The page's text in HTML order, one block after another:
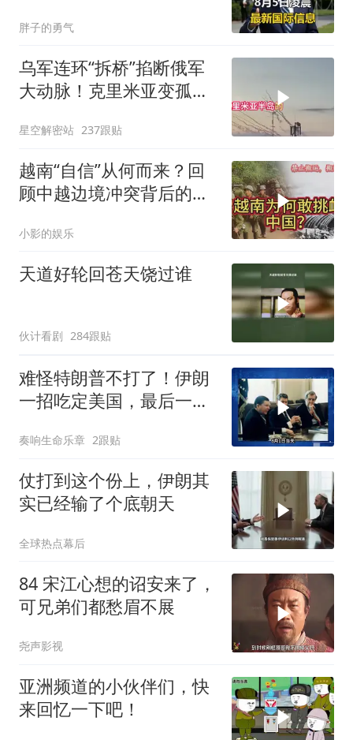
胖子的勇气
乌军连环“拆桥”掐断俄军
大动脉！克里米亚变孤
家”？
星空解密站 237跟贴
越南“自信”从何而来？回
顾中越边境冲突背后的故
小影的娱乐
天道好轮回苍天饶过谁
伙计看剧 284跟贴
难怪特朗普不打了！伊朗
一招吃定美国，最后一
奏响生命乐章 2跟贴
仗打到这个份上，伊朗其
实已经输了个底朝天
全球热点幕后
84 宋江心想的诏安来了，
可兄弟们都愁眉不展
尧声影视
亚洲频道的小伙伴们，快
来回忆一下吧！